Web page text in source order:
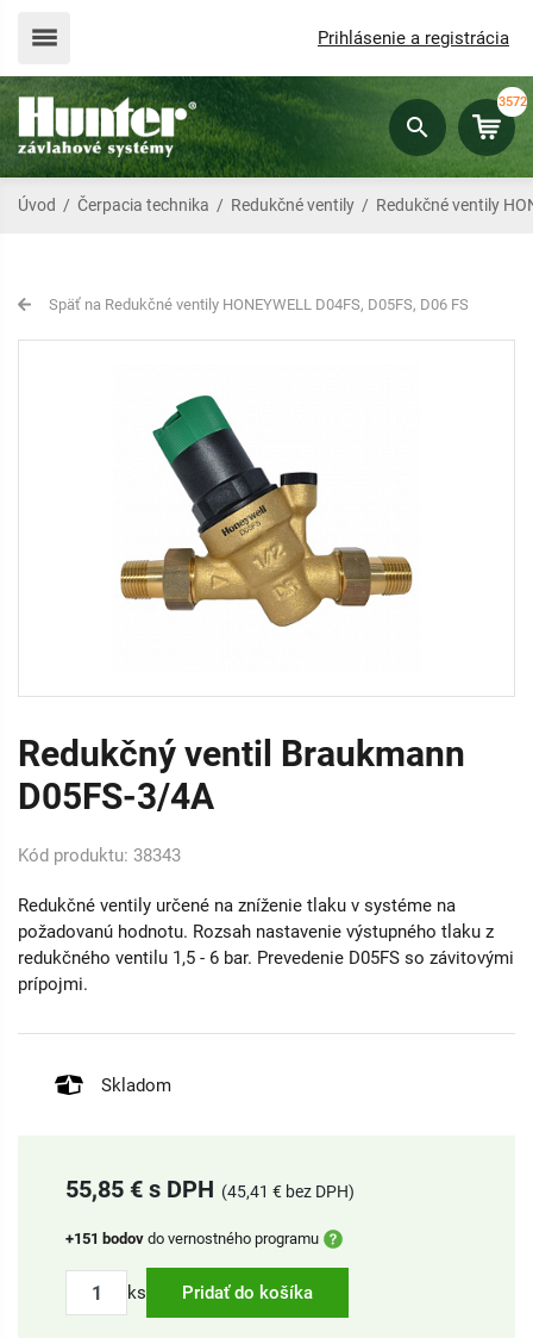
Prihlásenie a registrácia
3572
Úvod / Čerpacia technika / Redukčné ventily / Redukčné ventily
Späť na Redukčné ventily HONEYWELL D04FS, D05FS, D06 FS
Redukčný ventil Braukmann
D05FS-3/4A
Kód produktu: 38343
Redukčné ventily určené na zníženie tlaku v systéme na
požadovanú hodnotu. Rozsah nastavenie výstupného tlaku z
redukčného ventilu 1,5 - 6 bar. Prevedenie D05FS so závitovými
prípojmi.
Skladom
55,85 € s DPH (45,41 € bez DPH)
+151 bodov do vernostného programu
ks Pridať do košíka